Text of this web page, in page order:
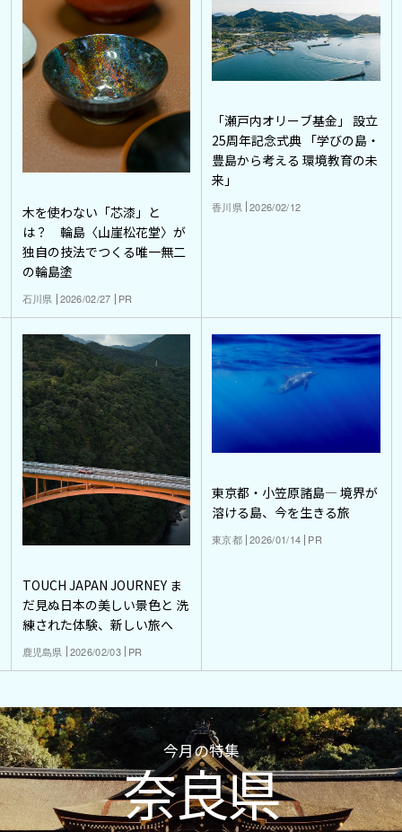
木を使わない「芯漆」と
は？ 輪島〈山崖松花堂〉が
独自の技法でつくる唯一無二
の輪島塗
石川県 2026/02/27 PR
「瀬戸内オリーブ基金」 設立
25周年記念式典 「学びの島・
豊島から考える 環境教育の未
来」
香川県 2026/02/12
TOUCH JAPAN JOURNEY ま
だ見ぬ日本の美しい景色と 洗
練された体験、新しい旅へ
鹿児島県 2026/02/03 PR
東京都・小笠原諸島― 境界が
溶ける島、今を生きる旅
東京都 2026/01/14 PR
今月の特集
奈良県